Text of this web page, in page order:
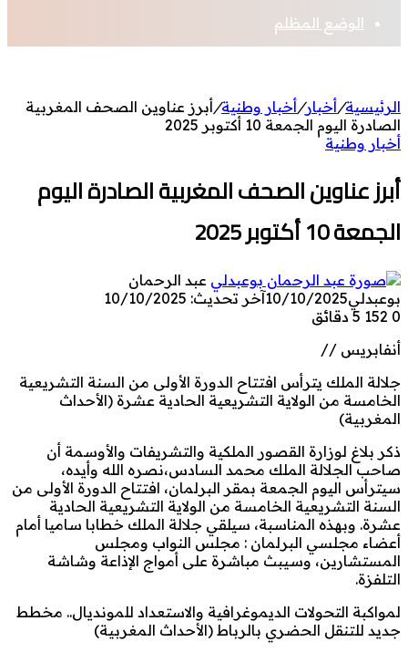
الوضع المظلم
الرئيسية/أخبار/أخبار وطنية/أبرز عناوين الصحف المغربية
الصادرة اليوم الجمعة 10 أكتوبر 2025
أخبار وطنية
أبرز عناوين الصحف المغربية الصادرة اليوم
الجمعة 10 أكتوبر 2025
عبد الرحمان
بوعبدلي10/10/2025آخر تحديث: 10/10/2025
0
5 دقائق
أنفابريس //
جلالة الملك يترأس افتتاح الدورة الأولى من السنة التشريعية
الخامسة من الولاية التشريعية الحادية عشرة (الأحداث
المغربية)
ذكر بلاغ لوزارة القصور الملكية والتشريفات والأوسمة أن
صاحب الجلالة الملك محمد السادس،نصره الله وأيده،
سيترأس اليوم الجمعة بمقر البرلمان، افتتاح الدورة الأولى من
السنة التشريعية الخامسة من الولاية التشريعية الحادية
عشرة. وبهذه المناسبة، سيلقي جلالة الملك خطابا ساميا أمام
أعضاء مجلسي البرلمان : مجلس النواب ومجلس
المستشارين، وسيبث مباشرة على أمواج الإذاعة وشاشة
التلفزة.
لمواكبة التحولات الديموغرافية والاستعداد للمونديال.. مخطط
جديد للتنقل الحضري بالرباط (الأحداث المغربية)